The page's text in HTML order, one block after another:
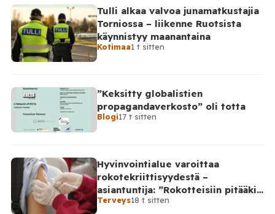
Tulli alkaa valvoa junamatkustajia
Torniossa – liikenne Ruotsista
käynnistyy maanantaina
Kotimaa1 t sitten
”Keksitty globalistien
propagandaverkosto” oli totta
Blogi17 t sitten
Hyvinvointialue varoittaa
rokotekriittisyydestä –
asiantuntija: ”Rokotteisiin pitääkin
suhtautua kriittisesti”
Terveys18 t sitten